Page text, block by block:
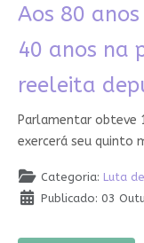
Aos 80
40 anos na
reeleita
Parlamentar obteve
exercerá seu quinto
Categoria: Luta
Publicado: 03